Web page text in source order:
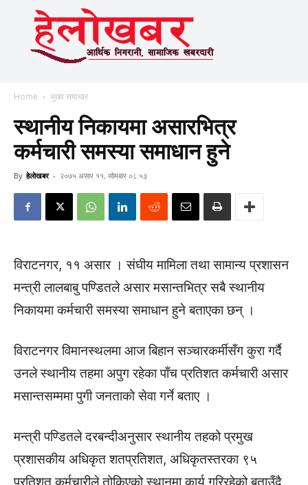
Home मुख्य समाचार
स्थानीय निकायमा असारभित्र
कर्मचारी समस्या समाधान हुने
By हेलाेखबर - २०७५ असार ११, सोमबार ०८:५३
विराटनगर, ११ असार । संघीय मामिला तथा सामान्य प्रशासन
मन्त्री लालबाबु पण्डितले असार मसान्तभित्र सबै स्थानीय
निकायमा कर्मचारी समस्या समाधान हुने बताएका छन् ।
विराटनगर विमानस्थलमा आज बिहान सञ्चारकर्मीसँग कुरा गर्दै
उनले स्थानीय तहमा अपुग रहेका पाँच प्रतिशत कर्मचारी असार
मसान्तसम्ममा पुगी जनताको सेवा गर्ने बताए ।
मन्त्री पण्डितले दरबन्दीअनुसार स्थानीय तहको प्रमुख
प्रशासकीय अधिकृत शतप्रतिशत, अधिकृतस्तरका ९५